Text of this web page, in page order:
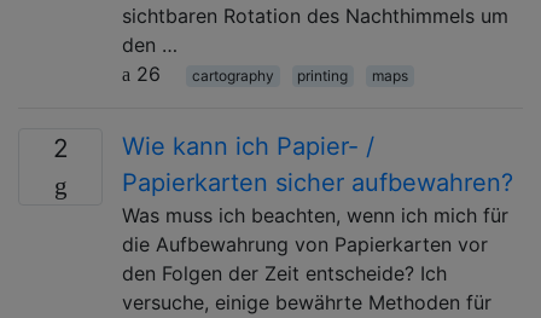
sichtbaren Rotation des Nachthimmels um
den …
26
cartography printing maps
2
Wie kann ich Papier- /
Papierkarten sicher aufbewahren?
Was muss ich beachten, wenn ich mich für
die Aufbewahrung von Papierkarten vor
den Folgen der Zeit entscheide? Ich
versuche, einige bewährte Methoden für